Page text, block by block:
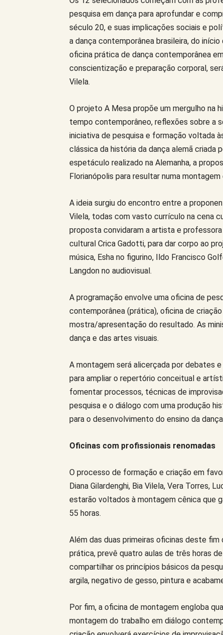
pesquisa em dança para aprofundar e
século 20, e suas implicações sociais e
a dança contemporânea brasileira, do
oficina prática de dança contemporânea
conscientização e preparação corporal,
Vilela.
O projeto A Mesa propõe um mergulho na
tempo contemporâneo, reflexões sobre a
iniciativa de pesquisa e formação voltada
clássica da história da dança alemã criada
espetáculo realizado na Alemanha, a
Florianópolis para resultar numa
A ideia surgiu do encontro entre a
Vilela, todas com vasto currículo na cena
proposta convidaram a artista e
cultural Crica Gadotti, para dar corpo ao
música, Esha no figurino, Ildo Francisco
Langdon no audiovisual.
A programação envolve uma oficina de
contemporânea (prática), oficina de
mostra/apresentação do resultado. As
dança e das artes visuais.
A montagem será alicerçada por debates
para ampliar o repertório conceitual e
fomentar processos, técnicas de
pesquisa e o diálogo com uma produção
para o desenvolvimento do ensino da
Oficinas com profissionais renomadas
O processo de formação e criação em
Diana Gilardenghi, Bia Vilela, Vera Torres,
estarão voltados à montagem cênica que
55 horas.
Além das duas primeiras oficinas deste
prática, prevê quatro aulas de três horas
compartilhar os princípios básicos da
argila, negativo de gesso, pintura e
Por fim, a oficina de montagem engloba
montagem do trabalho em diálogo